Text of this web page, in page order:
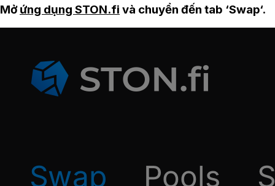
Mởứng dụng STON.fi và chuyển đến tab ‘Swap‘.